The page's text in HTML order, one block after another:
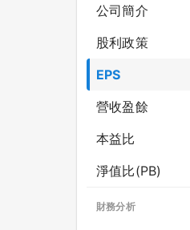
公司簡介
股利政策
EPS
營收盈餘
本益比
淨值比(PB)
財務分析